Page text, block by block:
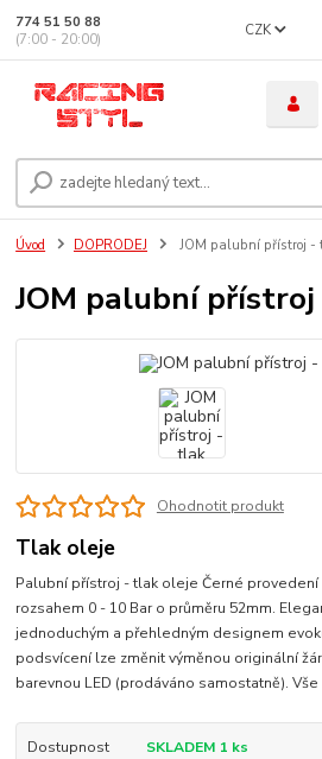
CZK
774 51 50 88
(7:00 - 20:00)
Úvod DOPRODEJ JOM palubní přístroj -
JOM palubní
Ohodnotit produkt
Tlak oleje
Palubní přístroj - tlak oleje Černé
rozsahem 0 - 10 Bar o průměru 52mm.
jednoduchým a přehledným designem
podsvícení lze změnit výměnou originální
barevnou LED (prodáváno samostatně). Vše
Dostupnost
SKLADEM 1 ks